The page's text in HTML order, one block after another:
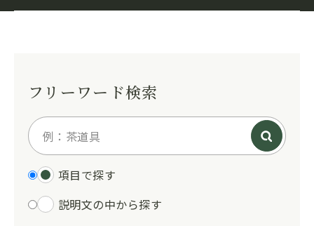
フリーワード検索
項目で探す
説明文の中から探す